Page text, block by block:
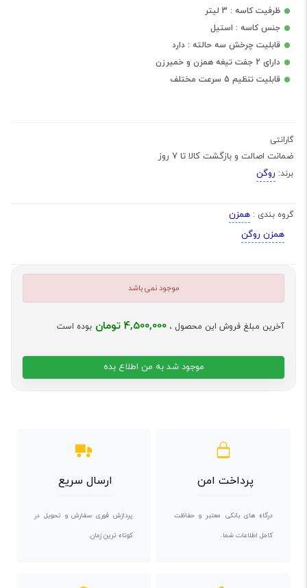
ظرفیت کاسه : 3 لیتر
جنس کاسه : استیل
قابلیت چرخش سه حالته : دارد
دارای 2 جفت تیغه همزن و خمیرزن
قابلیت تنظیم 5 سرعت مختلف
گارانتی
ضمانت اصالت و بازگشت کالا تا 7 روز
برند: روگن
گروه بندی : همزن
همزن روگن
موجود نمی باشد
آخرین مبلغ فروش این محصول ، 4,500,000 تومان بوده است
موجود شد به من اطلاع بده
پرداخت امن
درگاه های بانکی معتبر و حفاظت
کامل اطلاعات شما.
ارسال سریع
پردازش فوری سفارش و تحویل در
کوتاه ترین زمان.